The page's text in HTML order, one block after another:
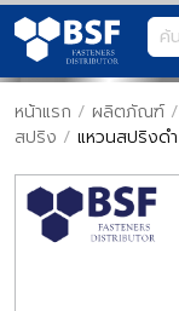
หน้าแรก / ผลิตภัณฑ์ /
สปริง / แหวนสปริงดำ